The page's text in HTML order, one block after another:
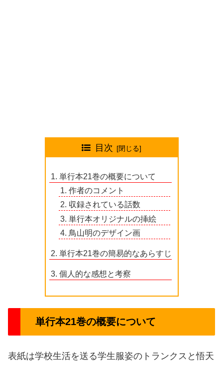
目次
単行本21巻の概要について
作者のコメント
収録されている話数
単行本オリジナルの挿絵
鳥山明のデザイン画
単行本21巻の簡易的なあらすじ
個人的な感想と考察
単行本21巻の概要について
表紙は学校生活を送る学生服姿のトランクスと悟天